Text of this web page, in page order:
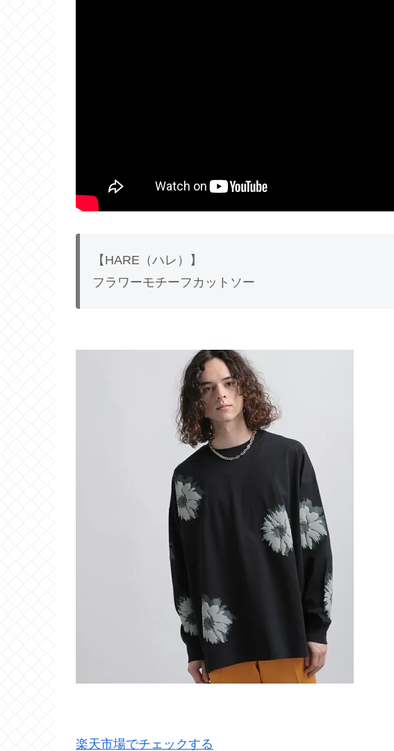
【HARE（ハレ）】
フラワーモチーフカットソー
楽天市場でチェックする